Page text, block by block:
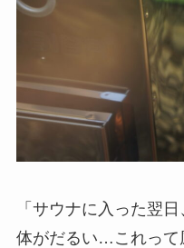
「サウナに入った翌
体がだるい…これって